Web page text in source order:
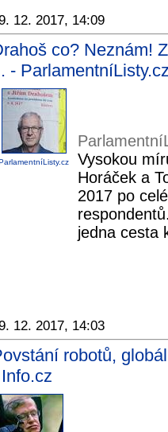
12. 2017, 14:09
co? Neznám!
- ParlamentníListy.cz
Vysokou
Horáček a
2017 po
jedna cesta
12. 2017, 14:03
robotů,